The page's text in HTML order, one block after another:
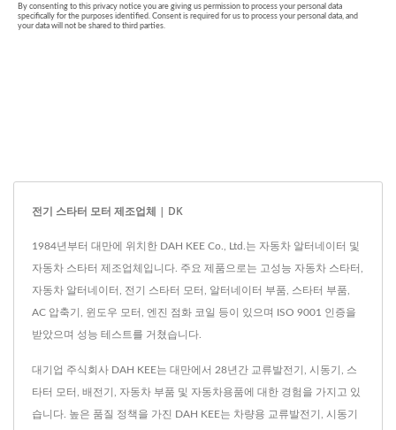
전기 스타터 모터 제조업체 | DK
1984년부터 대만에 위치한 DAH KEE Co., Ltd.는 자동차 알터네이터 및
자동차 스타터 제조업체입니다. 주요 제품으로는 고성능 자동차 스타터,
자동차 알터네이터, 전기 스타터 모터, 알터네이터 부품, 스타터 부품,
AC 압축기, 윈도우 모터, 엔진 점화 코일 등이 있으며 ISO 9001 인증을
받았으며 성능 테스트를 거쳤습니다.
대기업 주식회사 DAH KEE는 대만에서 28년간 교류발전기, 시동기, 스
타터 모터, 배전기, 자동차 부품 및 자동차용품에 대한 경험을 가지고 있
습니다. 높은 품질 정책을 가진 DAH KEE는 차량용 교류발전기, 시동기